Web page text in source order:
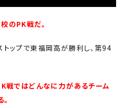
のPK戦だ。
トップで東福岡高が勝利し、第94
戦ではどんなに力があるチーム